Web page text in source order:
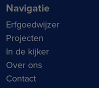
Navigatie
Erfgoedwijzer
Projecten
In de kijker
Over ons
Contact